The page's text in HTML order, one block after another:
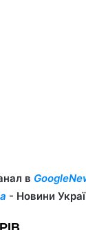
в
- Новини